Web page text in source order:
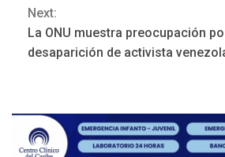
Next:
La ONU muestra preocupación
desaparición de activista
3
4
GUERRA EN EL
por Hamás
DESTACADOS